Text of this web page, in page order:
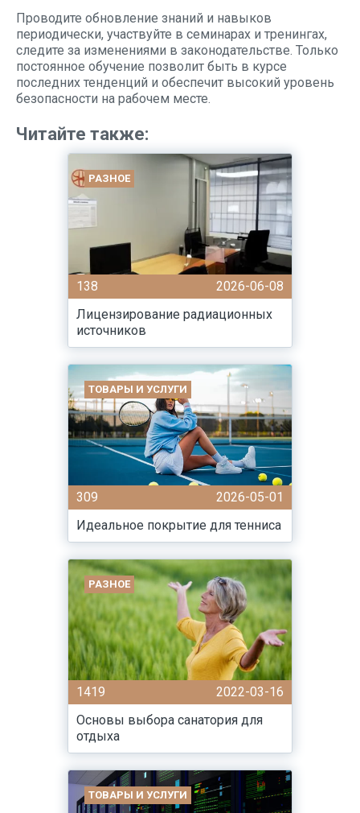
Проводите обновление знаний и навыков
периодически, участвуйте в семинарах и тренингах,
следите за изменениями в законодательстве. Только
постоянное обучение позволит быть в курсе
последних тенденций и обеспечит высокий уровень
безопасности на рабочем месте.
Читайте также:
РАЗНОЕ
138
2026-06-08
Лицензирование радиационных
источников
ТОВАРЫ И УСЛУГИ
309
2026-05-01
Идеальное покрытие для тенниса
РАЗНОЕ
1419
2022-03-16
Основы выбора санатория для
отдыха
ТОВАРЫ И УСЛУГИ